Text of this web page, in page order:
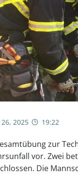
2025 19:22
zur
vor. Zwei
Die